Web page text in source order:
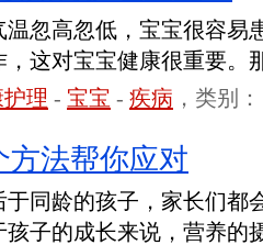
忽高忽低，宝宝很容易
这对宝宝健康很重要。
理 - 宝宝 - 疾病 ，类别
方法帮你应对
同龄的孩子，家长们都
子的成长来说，营养的